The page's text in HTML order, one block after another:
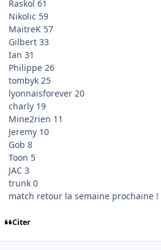
Raskol 61
Nikolic 59
MaitreK 57
Gilbert 33
Ian 31
Philippe 26
tombyk 25
lyonnaisforever 20
charly 19
Mine2rien 11
Jeremy 10
Gob 8
Toon 5
JAC 3
trunk 0
match retour la semaine prochaine !
Citer